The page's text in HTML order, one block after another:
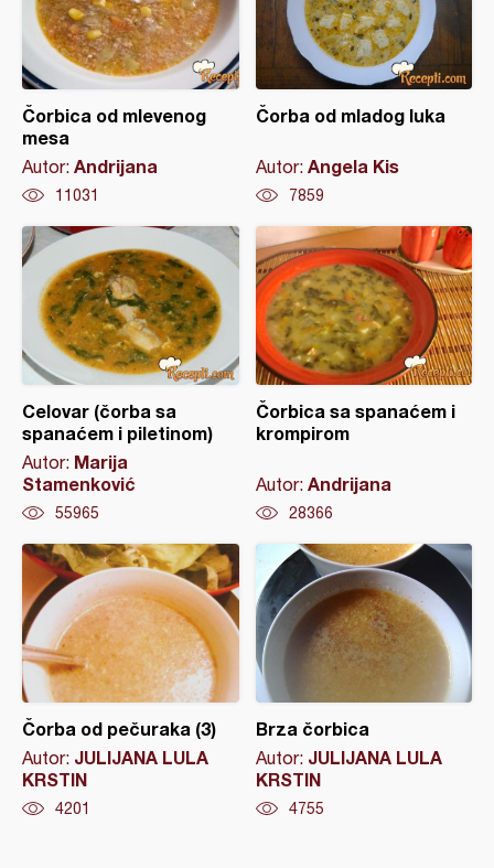
Čorbica od mlevenog
mesa
Autor: Andrijana
11031
Čorba od mladog luka
Autor: Angela Kis
7859
Celovar (čorba sa
spanaćem i piletinom)
Autor: Marija
Stamenković
55965
Čorbica sa spanaćem i
krompirom
Autor: Andrijana
28366
Čorba od pečuraka (3)
Autor: JULIJANA LULA
KRSTIN
4201
Brza čorbica
Autor: JULIJANA LULA
KRSTIN
4755